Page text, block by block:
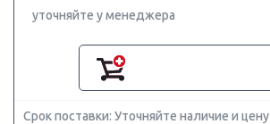
уточняйте у менеджера
Срок поставки: Уточняйте наличие и цену